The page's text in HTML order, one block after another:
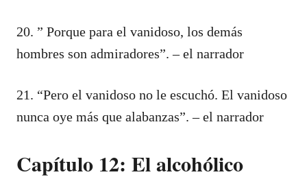
20. ” Porque para el vanidoso, los demás
hombres son admiradores”. – el narrador
21. “Pero el vanidoso no le escuchó. El vanidoso
nunca oye más que alabanzas”. – el narrador
Capítulo 12: El alcohólico